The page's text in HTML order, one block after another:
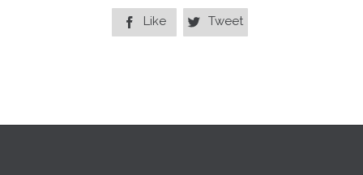
 Like  Tweet